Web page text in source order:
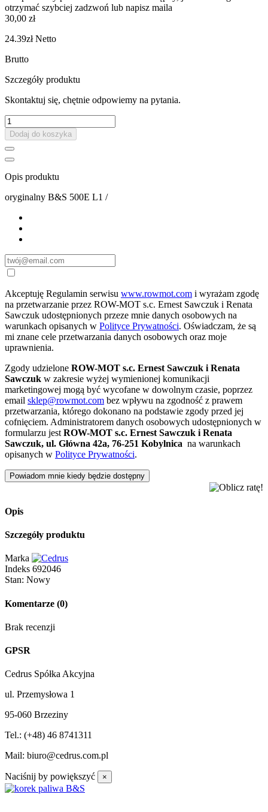
otrzymać szybciej zadzwoń lub napisz maila
30,00 zł
24.39zł Netto
Brutto
Szczegóły produktu
Skontaktuj się, chętnie odpowiemy na pytania.
Dodaj do koszyka
Opis produktu
oryginalny B&S 500E L1 /
Akceptuję Regulamin serwisu www.rowmot.com i wyrażam zgodę
na przetwarzanie przez ROW-MOT s.c. Ernest Sawczuk i Renata
Sawczuk udostępnionych przeze mnie danych osobowych na
warunkach opisanych w Polityce Prywatności. Oświadczam, że są
mi znane cele przetwarzania danych osobowych oraz moje
uprawnienia.
Zgody udzielone ROW-MOT s.c. Ernest Sawczuk i Renata
Sawczuk w zakresie wyżej wymienionej komunikacji
marketingowej mogą być wycofane w dowolnym czasie, poprzez
email sklep@rowmot.com bez wpływu na zgodność z prawem
przetwarzania, którego dokonano na podstawie zgody przed jej
cofnięciem. Administratorem danych osobowych udostępnionych w
formularzu jestROW-MOT s.c. Ernest Sawczuk i Renata
Sawczuk, ul. Główna 42a, 76-251 Kobylnica na warunkach
opisanych w Polityce Prywatności.
Powiadom mnie kiedy będzie dostępny
Opis
Szczegóły produktu
Marka
Indeks 692046
Stan: Nowy
Komentarze (0)
Brak recenzji
GPSR
Cedrus Spółka Akcyjna
ul. Przemysłowa 1
95-060 Brzeziny
Tel.: (+48) 46 8741311
Mail: biuro@cedrus.com.pl
Naciśnij by powiększyć ×